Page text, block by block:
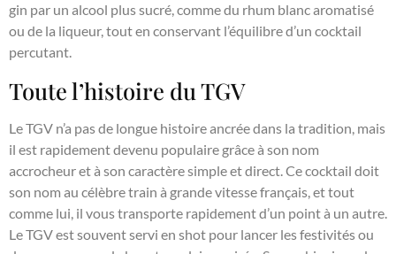
gin par un alcool plus sucré, comme du rhum blanc aromatisé
ou de la liqueur, tout en conservant l’équilibre d’un cocktail
percutant.
Toute l’histoire du TGV
Le TGV n’a pas de longue histoire ancrée dans la tradition, mais
il est rapidement devenu populaire grâce à son nom
accrocheur et à son caractère simple et direct. Ce cocktail doit
son nom au célèbre train à grande vitesse français, et tout
comme lui, il vous transporte rapidement d’un point à un autre.
Le TGV est souvent servi en shot pour lancer les festivités ou